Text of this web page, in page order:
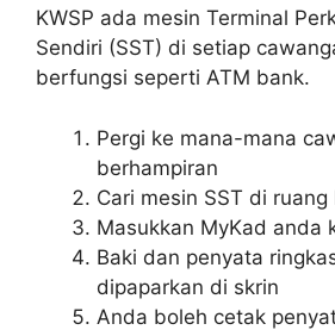
KWSP ada mesin Terminal
Sendiri (SST) di setiap
berfungsi seperti ATM bank.
Pergi ke mana-mana
berhampiran
Cari mesin SST di ruang
Masukkan MyKad anda
Baki dan penyata
dipaparkan di skrin
Anda boleh cetak